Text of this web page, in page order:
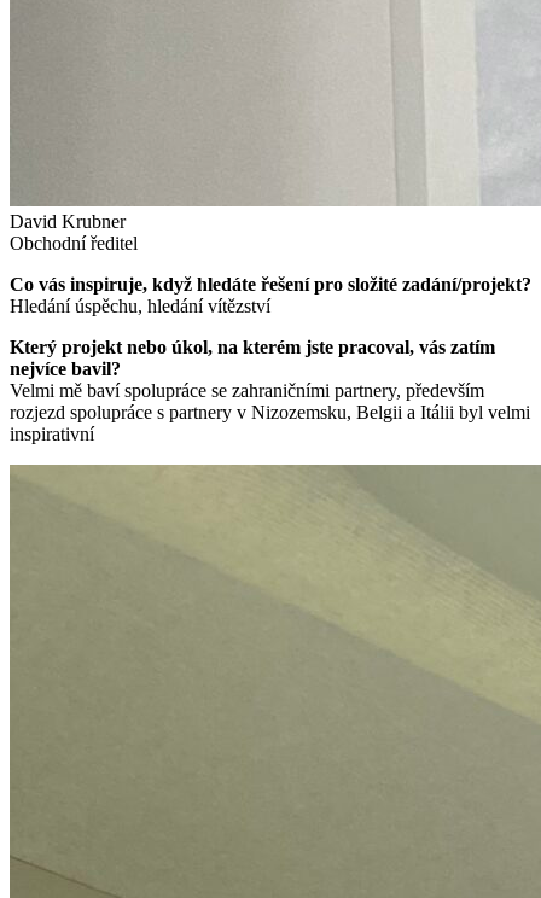
David Krubner
Obchodní ředitel
Co vás inspiruje, když hledáte řešení pro složité zadání/projekt?
Hledání úspěchu, hledání vítězství
Který projekt nebo úkol, na kterém jste pracoval, vás zatím
nejvíce bavil?
Velmi mě baví spolupráce se zahraničními partnery, především
rozjezd spolupráce s partnery v Nizozemsku, Belgii a Itálii byl velmi
inspirativní